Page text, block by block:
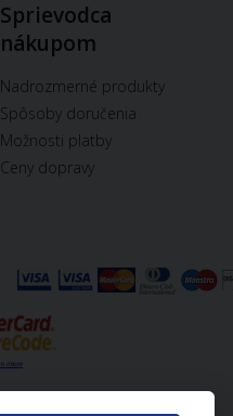
Sprievodca
nákupom
Nadrozmerné produkty
Spôsoby doručenia
Možnosti platby
Ceny dopravy